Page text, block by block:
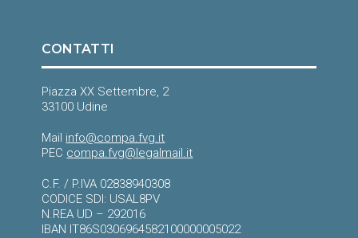
CONTATTI
Piazza XX Settembre, 2
33100 Udine
Mail info@compa.fvg.it
PEC compa.fvg@legalmail.it
C.F. / P.IVA 02838940308
CODICE SDI: USAL8PV
N.REA UD – 292016
IBAN IT86S0306964582100000005022